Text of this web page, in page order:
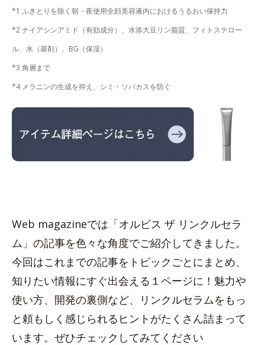
*1 ふきとりを除く朝・夜使用全顔美容液内におけるうるおい保持力
*2 ナイアシンアミド（有効成分）、水添大豆リン脂質、フィトステロー
ル、水（基剤）、BG（保湿）
*3 角層まで
*4 メラニンの生成を抑え、シミ・ソバカスを防ぐ
Web magazineでは「オルビス ザ リンクルセラ
ム」の記事を色々な角度でご紹介してきました。
今回はこれまでの記事をトピックごとにまとめ、
知りたい情報にすぐ出会える１ページに！魅力や
使い方、開発の裏側など、リンクルセラムをもっ
と頼もしく感じられるヒントがたくさん詰まって
います。ぜひチェックしてみてください